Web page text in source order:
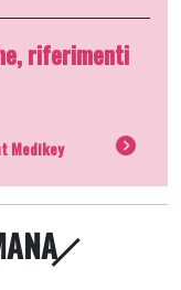
riferimenti
Medikey